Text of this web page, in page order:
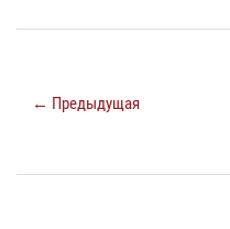
← Предыдущая